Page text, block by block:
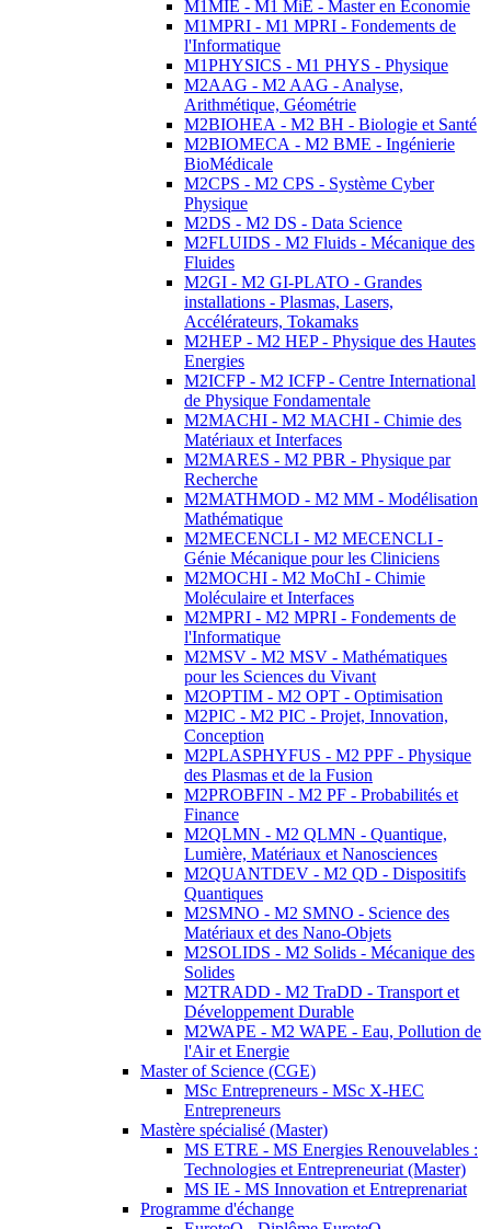
M1MIE - M1 MiE - Master en Economie
M1MPRI - M1 MPRI - Fondements de
l'Informatique
M1PHYSICS - M1 PHYS - Physique
M2AAG - M2 AAG - Analyse,
Arithmétique, Géométrie
M2BIOHEA - M2 BH - Biologie et Santé
M2BIOMECA - M2 BME - Ingénierie
BioMédicale
M2CPS - M2 CPS - Système Cyber
Physique
M2DS - M2 DS - Data Science
M2FLUIDS - M2 Fluids - Mécanique des
Fluides
M2GI - M2 GI-PLATO - Grandes
installations - Plasmas, Lasers,
Accélérateurs, Tokamaks
M2HEP - M2 HEP - Physique des Hautes
Energies
M2ICFP - M2 ICFP - Centre International
de Physique Fondamentale
M2MACHI - M2 MACHI - Chimie des
Matériaux et Interfaces
M2MARES - M2 PBR - Physique par
Recherche
M2MATHMOD - M2 MM - Modélisation
Mathématique
M2MECENCLI - M2 MECENCLI -
Génie Mécanique pour les Cliniciens
M2MOCHI - M2 MoChI - Chimie
Moléculaire et Interfaces
M2MPRI - M2 MPRI - Fondements de
l'Informatique
M2MSV - M2 MSV - Mathématiques
pour les Sciences du Vivant
M2OPTIM - M2 OPT - Optimisation
M2PIC - M2 PIC - Projet, Innovation,
Conception
M2PLASPHYFUS - M2 PPF - Physique
des Plasmas et de la Fusion
M2PROBFIN - M2 PF - Probabilités et
Finance
M2QLMN - M2 QLMN - Quantique,
Lumière, Matériaux et Nanosciences
M2QUANTDEV - M2 QD - Dispositifs
Quantiques
M2SMNO - M2 SMNO - Science des
Matériaux et des Nano-Objets
M2SOLIDS - M2 Solids - Mécanique des
Solides
M2TRADD - M2 TraDD - Transport et
Développement Durable
M2WAPE - M2 WAPE - Eau, Pollution de
l'Air et Energie
Master of Science (CGE)
MSc Entrepreneurs - MSc X-HEC
Entrepreneurs
Mastère spécialisé (Master)
MS ETRE - MS Energies Renouvelables :
Technologies et Entrepreneuriat (Master)
MS IE - MS Innovation et Entreprenariat
Programme d'échange